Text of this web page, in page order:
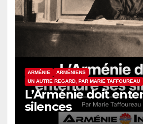
ARMÉNIE
ARMÉNIENS
UN AUTRE REGARD, PAR MARIE TAFFOUREAU
L’Arménie doit
silences